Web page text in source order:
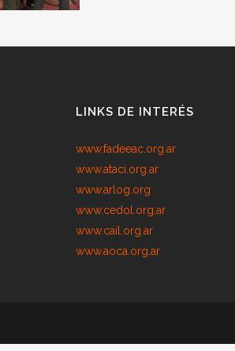
LINKS DE INTERÉS
www.fadeeac.org.ar
www.ataci.org.ar
www.arlog.org
www.cedol.org.ar
www.cail.org.ar
www.aoca.org.ar